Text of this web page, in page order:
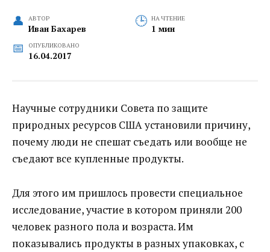
АВТОР
Иван Бахарев
НА ЧТЕНИЕ
1 мин
ОПУБЛИКОВАНО
16.04.2017
Научные сотрудники Совета по защите
природных ресурсов США установили причину,
почему люди не спешат съедать или вообще не
съедают все купленные продукты.
Для этого им пришлось провести специальное
исследование, участие в котором приняли 200
человек разного пола и возраста. Им
показывались продукты в разных упаковках, с